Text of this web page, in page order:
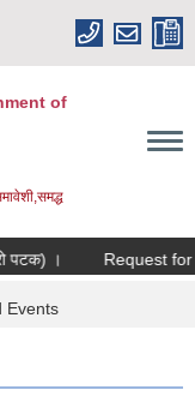
of
Request for
Events